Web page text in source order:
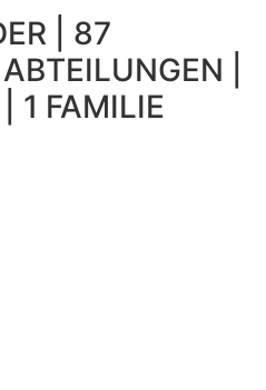
| 87
|
1 FAMILIE